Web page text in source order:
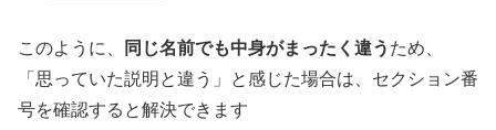
このように、 同じ名前でも中身がまったく違うため、
「思っていた説明と違う」と感じた場合は、セクション番
号を確認すると解決できます